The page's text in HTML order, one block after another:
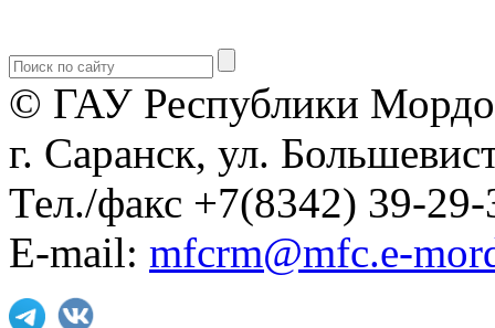
© ГАУ Республики
г. Саранск, ул.
Тел./факс +7(8342) 39-29-
E-mail: mfcrm@mfc.e-